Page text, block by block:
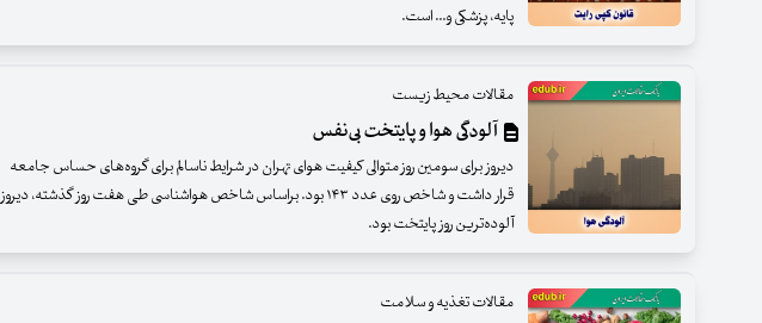
پایه، پزشکی و... است.
مقالات محیط زیست
آلودگی هوا و پایتخت بی‌نفس
دیروز برای سومین روز متوالی کیفیت هوای تهران در شرایط ناسالم برای گروه‌های حساس جامعه
قرار داشت و شاخص روی عدد ۱۴۳ بود. براساس شاخص هواشناسی طی هفت روز گذشته، دیروز
آلوده‌ترین روز پایتخت بود.
مقالات تغذیه و سلامت